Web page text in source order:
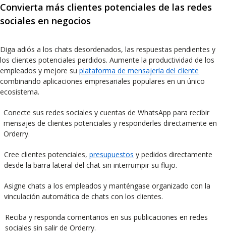
Convierta más clientes potenciales de las redes
sociales en negocios
Diga adiós a los chats desordenados, las respuestas pendientes y
los clientes potenciales perdidos. Aumente la productividad de los
empleados y mejore su plataforma de mensajería del cliente
combinando aplicaciones empresariales populares en un único
ecosistema.
Conecte sus redes sociales y cuentas de WhatsApp para recibir
mensajes de clientes potenciales y responderles directamente en
Orderry.
Cree clientes potenciales,presupuestos y pedidos directamente
desde la barra lateral del chat sin interrumpir su flujo.
Asigne chats a los empleados y manténgase organizado con la
vinculación automática de chats con los clientes.
Reciba y responda comentarios en sus publicaciones en redes
sociales sin salir de Orderry.